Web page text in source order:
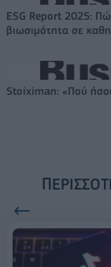
ESG Report 2025:
βιωσιμότητα σε
Stoiximan: «Πού